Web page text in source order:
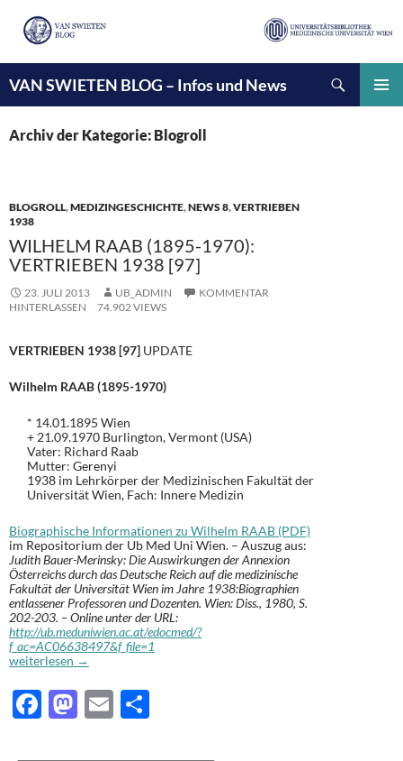
VAN SWIETEN BLOG – Infos und News
INHALT
SPRINGEN
Archiv der Kategorie: Blogroll
BLOGROLL,MEDIZINGESCHICHTE,NEWS 8,VERTRIEBEN
1938
WILHELM RAAB (1895-1970):
VERTRIEBEN 1938 [97]
23. JULI 2013 UB_ADMIN
KOMMENTAR
HINTERLASSEN
74.902 VIEWS
VERTRIEBEN 1938 [97] UPDATE
Wilhelm RAAB (1895-1970)
* 14.01.1895 Wien
+ 21.09.1970 Burlington, Vermont (USA)
Vater: Richard Raab
Mutter: Gerenyi
1938 im Lehrkörper der Medizinischen Fakultät der
Universität Wien, Fach: Innere Medizin
Biographische Informationen zu Wilhelm RAAB (PDF)
im Repositorium der Ub Med Uni Wien. – Auszug aus:
Judith Bauer-Merinsky: Die Auswirkungen der Annexion
Österreichs durch das Deutsche Reich auf die medizinische
Fakultät der Universität Wien im Jahre 1938:Biographien
entlassener Professoren und Dozenten. Wien: Diss., 1980, S.
202-203. – Online unter der URL:
http://ub.meduniwien.ac.at/edocmed/?
f_ac=AC06638497&f_file=1
Wilhelm RAAB (1895-1970): Vertrieben 1938 [97]
weiterlesen →
F
M E